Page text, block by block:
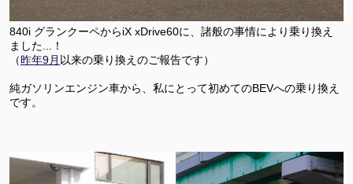
840i グランクーペからiX xDrive60に、諸般の事情により乗り換え
ました...！
（昨年9月 以来の乗り換えのご報告です）
純ガソリンエンジン車から、私にとって初めてのBEVへの乗り換え
です。